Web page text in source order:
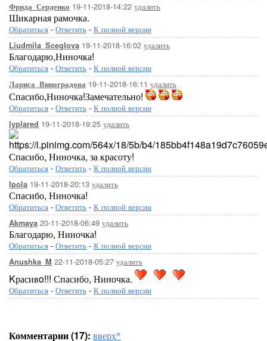
Фрида_Серденко 19-11-2018-14:22 удалить
Шикарная рамочка.
Обратиться - Ответить - К полной версии
Liudmila_Sceglova 19-11-2018-16:02 удалить
Благодарю,Ниночка!
Обратиться - Ответить - К полной версии
Лариса_Виноградова 19-11-2018-16:11 удалить
Спасибо,Ниночка!Замечательно!
Обратиться - Ответить - К полной версии
lyplared 19-11-2018-19:25 удалить
Спасибо, Ниночка, за красоту!
Обратиться - Ответить - К полной версии
Ipola 19-11-2018-20:13 удалить
Спасибо, Ниночка!
Обратиться - Ответить - К полной версии
Akmaya 20-11-2018-06:49 удалить
Благодарю, Ниночка!
Обратиться - Ответить - К полной версии
Anushka_M 22-11-2018-05:27 удалить
Kрасивo!!! Спасибо, Ниночка.
Обратиться - Ответить - К полной версии
Комментарии (17): вверх^